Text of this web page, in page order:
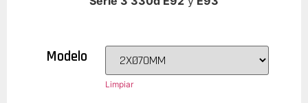
Modelo
Limpiar